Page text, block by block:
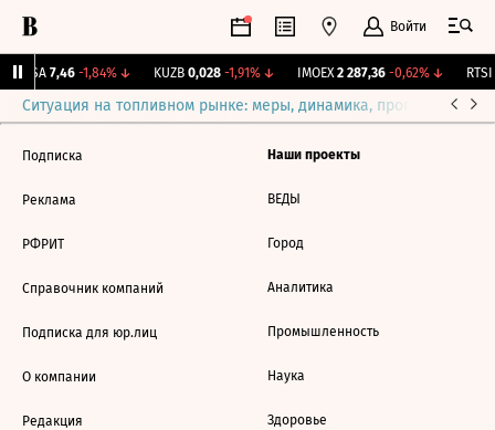
Войти
ARSA 7,46 -1,84%↓ KUZB 0,028 -1,91%↓ IMOEX 2 287,36 -0,62%↓ RTSI
Ситуация на топливном рынке: меры, динамика, прогнозы
Подписка
Реклама
РФРИТ
Справочник компаний
Подписка для юр.лиц
О компании
Редакция
Наши проекты
ВЕДЫ
Город
Аналитика
Промышленность
Наука
Здоровье